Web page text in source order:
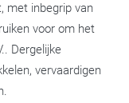
met inbegrip van
voor om het
Dergelijke
vervaardigen